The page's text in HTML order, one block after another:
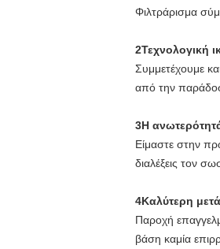
Φιλτράρισμα
2Τεχνολογική
Συμμετέχουμε
από την
3Η
Είμαστε στην
διαλέξεις τον
4Καλύτερη
Παροχή
βάση καμία